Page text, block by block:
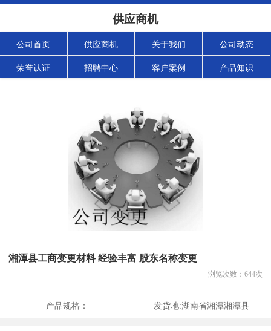
供应商机
公司首页 供应商机 关于我们 公司动态
荣誉认证 招聘中心 客户案例 产品知识
湘潭县工商变更材料 经验丰富 股东名称变更
浏览次数： 644次
产品规格： 发货地:湖南省湘潭湘潭县